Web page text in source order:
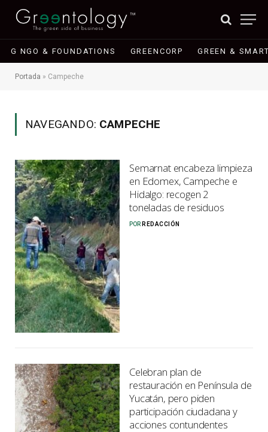
G NGO & FOUNDATIONS GREENCORP GREEN &
Portada » Campeche
NAVEGANDO: CAMPECHE
Semarnat encabeza limpieza
en Edomex, Campeche e
Hidalgo: recogen 2
toneladas de residuos
POR REDACCIÓN
Celebran plan de
restauración en Península de
Yucatán, pero piden
participación ciudadana y
acciones contundentes